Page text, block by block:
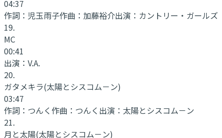
04:37
作詞： 児玉雨子作曲： 加藤裕介出演： カントリー・ガールズ
19.
MC
00:41
出演： V.A.
20.
ガタメキラ(太陽とシスコム－ン)
03:47
作詞： つんく作曲： つんく 出演： 太陽とシスコム－ン
21.
月と太陽(太陽とシスコム－ン)